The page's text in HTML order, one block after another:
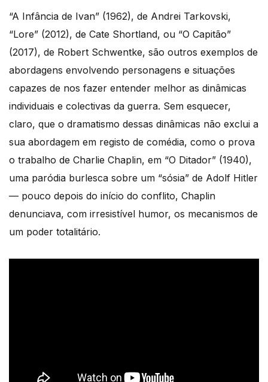
“A Infância de Ivan” (1962), de Andrei Tarkovski,
“Lore” (2012), de Cate Shortland, ou “O Capitão”
(2017), de Robert Schwentke, são outros exemplos de
abordagens envolvendo personagens e situações
capazes de nos fazer entender melhor as dinâmicas
individuais e colectivas da guerra. Sem esquecer,
claro, que o dramatismo dessas dinâmicas não exclui a
sua abordagem em registo de comédia, como o prova
o trabalho de Charlie Chaplin, em “O Ditador” (1940),
uma paródia burlesca sobre um “sósia” de Adolf Hitler
— pouco depois do início do conflito, Chaplin
denunciava, com irresistível humor, os mecanismos de
um poder totalitário.